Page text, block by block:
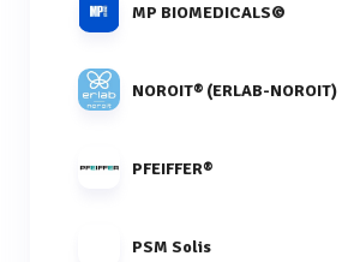
MP BIOMEDICALS©
NOROIT® (ERLAB-NOROIT)
PFEIFFER®
PSM Solis